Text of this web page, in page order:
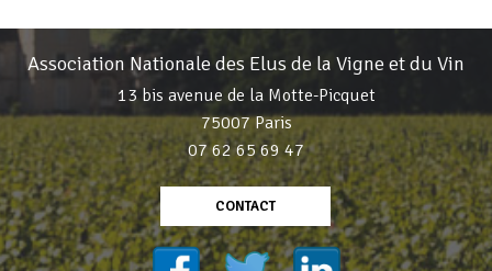
Association Nationale des Elus de la Vigne et du Vin
13 bis avenue de la Motte-Picquet
75007 Paris
07 62 65 69 47
CONTACT